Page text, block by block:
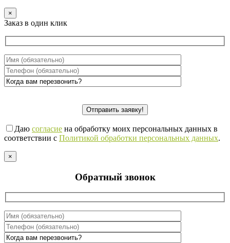
×
Заказ в один клик
Даю согласие на обработку моих персональных данных в
соответствии с Политикой обработки персональных данных.
×
Обратный звонок